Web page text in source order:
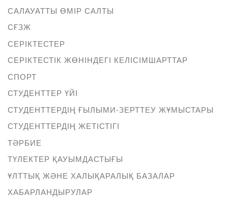
САЛАУАТТЫ ӨМІР САЛТЫ
СҒЗЖ
СЕРІКТЕСТЕР
СЕРІКТЕСТІК ЖӨНІНДЕГІ КЕЛІСІМШАРТТАР
СПОРТ
СТУДЕНТТЕР ҮЙІ
СТУДЕНТТЕРДІҢ ҒЫЛЫМИ-ЗЕРТТЕУ ЖҰМЫСТАРЫ
СТУДЕНТТЕРДІҢ ЖЕТІСТІГІ
ТӘРБИЕ
ТҮЛЕКТЕР ҚАУЫМДАСТЫҒЫ
ҰЛТТЫҚ ЖӘНЕ ХАЛЫҚАРАЛЫҚ БАЗАЛАР
ХАБАРЛАНДЫРУЛАР